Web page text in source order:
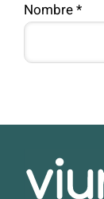
Nombre *